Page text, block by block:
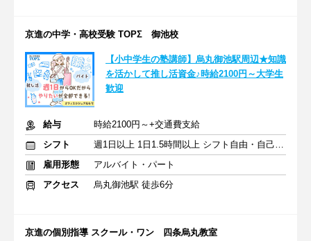
京進の中学・高校受験 TOPΣ 御池校
【小中学生の塾講師】烏丸御池駅周辺★知識
を活かして推し活資金♪時給2100円～大学生
歓迎
給与
時給2100円～+交通費支給
シフト
週1日以上 1日1.5時間以上 シフト自由・自己申告
雇用形態
アルバイト・パート
アクセス
烏丸御池駅 徒歩6分
京進の個別指導 スクール・ワン 四条烏丸教室